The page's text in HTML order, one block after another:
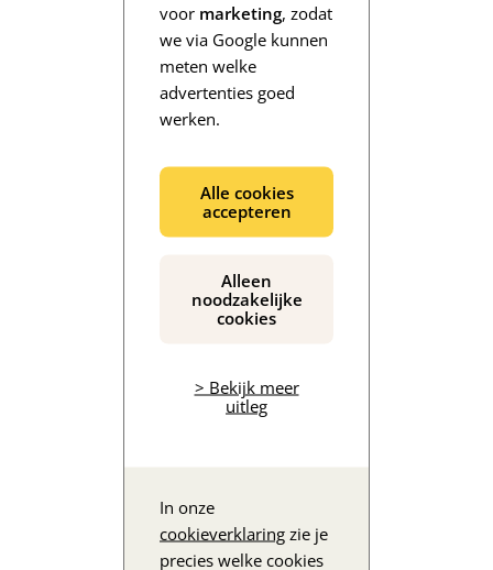
voor marketing, zodat
we via Google kunnen
meten welke
advertenties goed
werken.
Alle cookies
accepteren
Alleen
noodzakelijke
cookies
> Bekijk meer
uitleg
In onze
cookieverklaring zie je
precies welke cookies
De inhoud wordt geladen...